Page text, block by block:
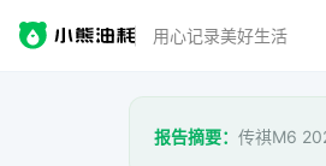
用心记录美好生活
报告摘要： 传祺M6